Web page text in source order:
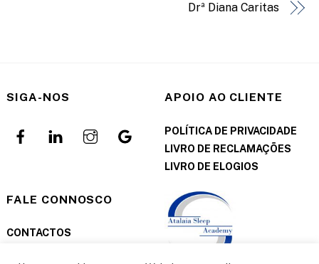
Drª Diana Caritas
SIGA-NOS APOIO AO CLIENTE
POLÍTICA DE PRIVACIDADE
LIVRO DE RECLAMAÇÕES
LIVRO DE ELOGIOS
FALE CONNOSCO
CONTACTOS